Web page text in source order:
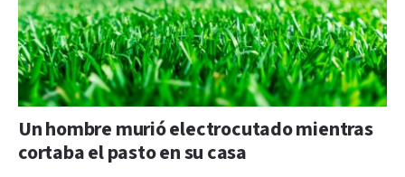
Un hombre murió electrocutado mientras
cortaba el pasto en su casa